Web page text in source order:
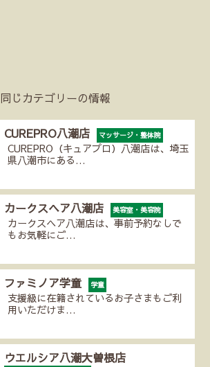
同じカテゴリーの情報
CUREPRO八潮店 マッサージ・整体院
CUREPRO（キュアプロ）八潮店は、埼玉
県八潮市にある…
カークスヘア八潮店 美容室・美容院
カークスヘア八潮店は、事前予約なしで
もお気軽にご…
ファミノア学童 学童
支援級に在籍されているお子さまもご利
用いただけま…
ウエルシア八潮大曽根店